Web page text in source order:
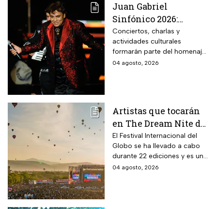
Juan Gabriel
Sinfónico 2026:
¿Cuándo y dónde será
el aniversario
luctuoso del Divo de
Juárez?
Conciertos, charlas y
actividades culturales
formarán parte del homenaje
que recordará el legado del
04 agosto, 2026
Artistas que tocarán
en The Dream Nite del
Festival
Internacional del
Globo 2026
El Festival Internacional del
Globo se ha llevado a cabo
durante 22 ediciones y es uno
de los espectáculos masivos
04 agosto, 2026